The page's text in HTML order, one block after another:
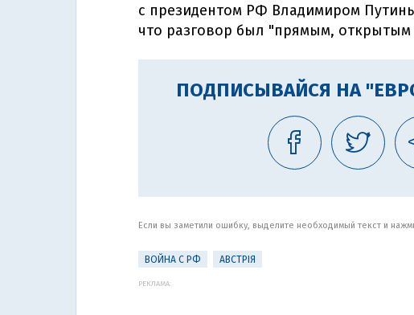
с президентом РФ Владимиром
что разговор был "прямым, открытым
ПОДПИСЫВАЙСЯ НА
Если вы заметили ошибку, выделите необходимый текст и
ВОЙНА С РФ АВСТРІЯ
РЕКЛАМА: